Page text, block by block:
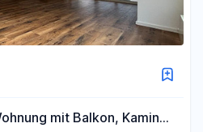
mit Balkon, Kamin